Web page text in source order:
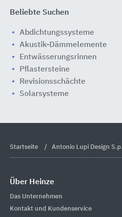
Beliebte Suchen
Abdichtungssysteme
Akustik-Dämmelemente
Entwässerungsrinnen
Pflastersteine
Revisionsschächte
Solarsysteme
Startseite Antonio Lupi Design
Über Heinze
Das Unternehmen
Kontakt und Kundenservice